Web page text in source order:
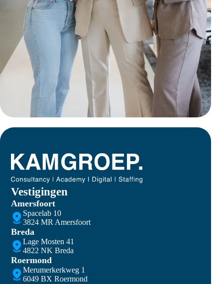
Vestigingen
Amersfoort
Spacelab 10
3824 MR Amersfoort
Breda
Lage Mosten 41
4822 NK Breda
Roermond
Merumerkerkweg 1
6049 BX Roermond